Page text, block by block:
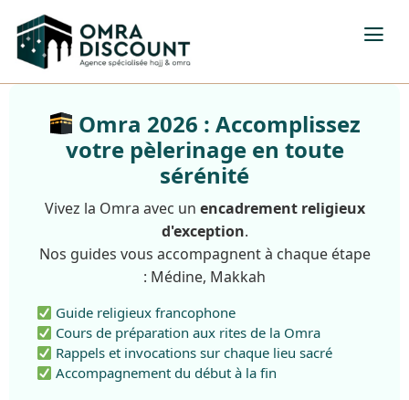
Omra 2026 : Accomplissez
votre pèlerinage en toute
sérénité
Vivez la Omra avec un encadrement religieux
d'exception.
Nos guides vous accompagnent à chaque étape
: Médine, Makkah
Guide religieux francophone
Cours de préparation aux rites de la Omra
Rappels et invocations sur chaque lieu sacré
Accompagnement du début à la fin